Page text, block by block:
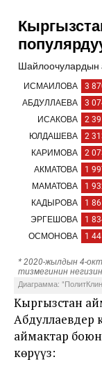
Кыргызстан
Абдуллаевдер
аймактар
көрүңүз: